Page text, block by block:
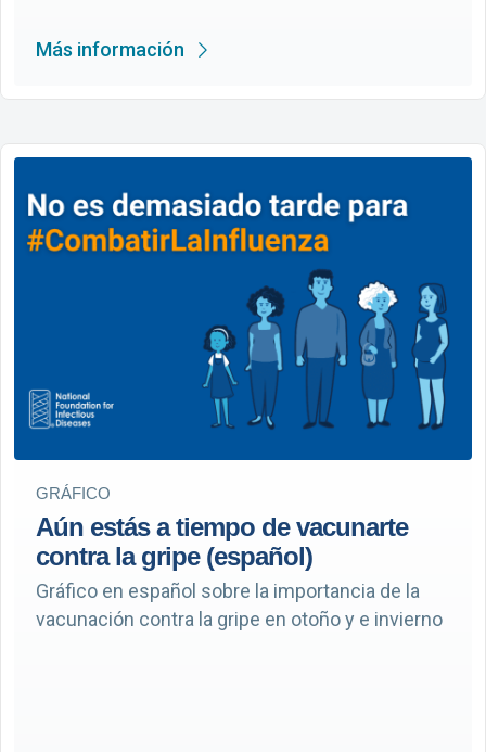
Más información
GRÁFICO
Aún estás a tiempo de vacunarte
contra la gripe (español)
Gráfico en español sobre la importancia de la
vacunación contra la gripe en otoño y e invierno